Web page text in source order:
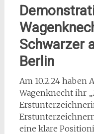
Schwarzer
Berlin
Am 10.2.24 haben
Wagenknecht ihr
eine klare